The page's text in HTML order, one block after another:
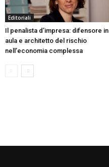
Editoriali
Il penalista d’impresa: difensore in
aula e architetto del rischio
nell’economia complessa